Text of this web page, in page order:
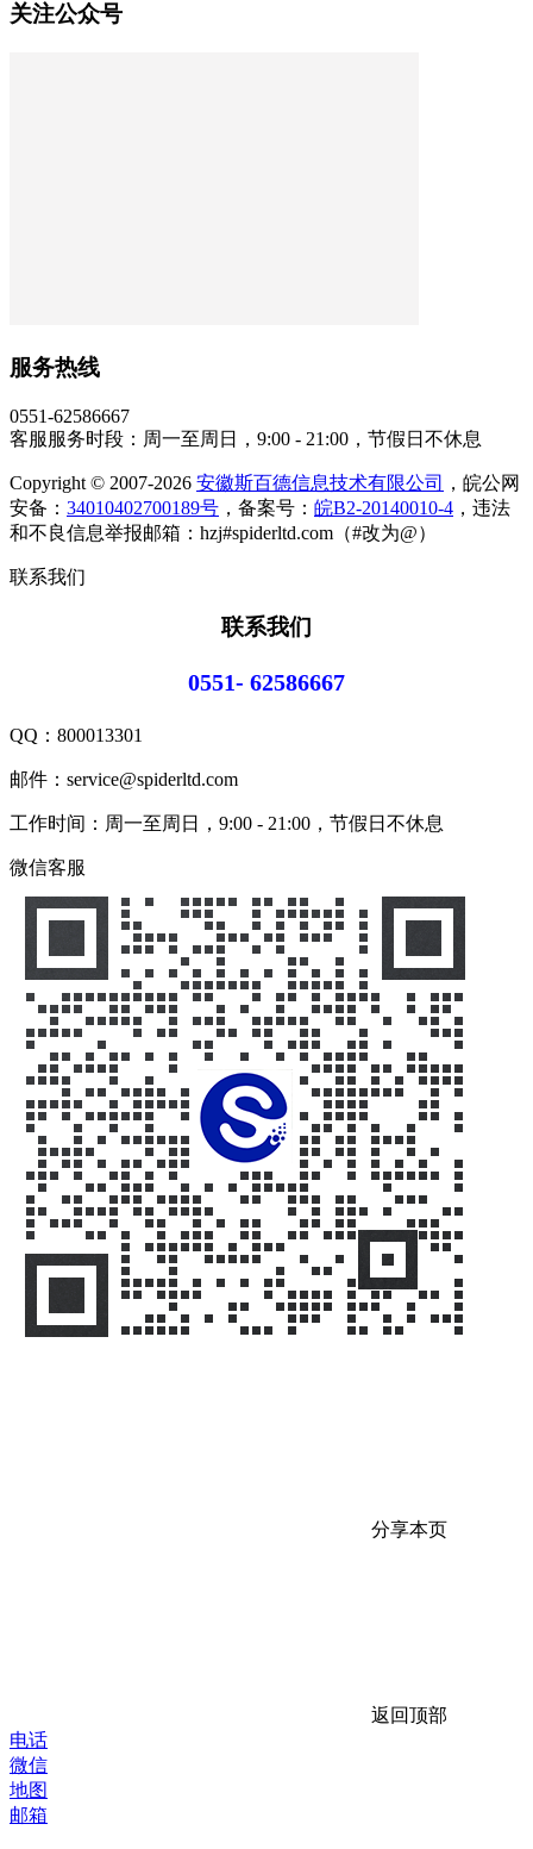
关注公众号
服务热线
0551-62586667
客服服务时段：周一至周日，9:00 - 21:00，节假日不休息
Copyright © 2007-2026 安徽斯百德信息技术有限公司
，皖公网
安备： 34010402700189号 ，备案号： 皖B2-20140010-4 ，违法
和不良信息举报邮箱：hzj#spiderltd.com（#改为@）
联系我们
联系我们
0551- 62586667
QQ： 800013301
邮件：service@spiderltd.com
工作时间：周一至周日，9:00 - 21:00，节假日不休息
微信客服
分享本页
返回顶部
电话
微信
地图
邮箱